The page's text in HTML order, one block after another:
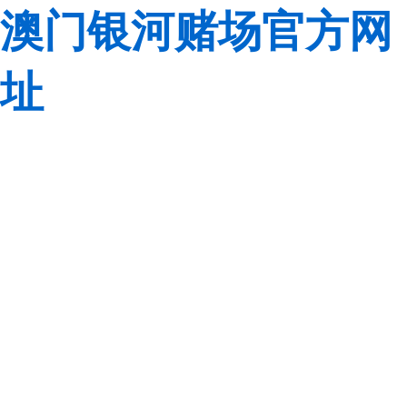
澳门银河赌场官方网
址